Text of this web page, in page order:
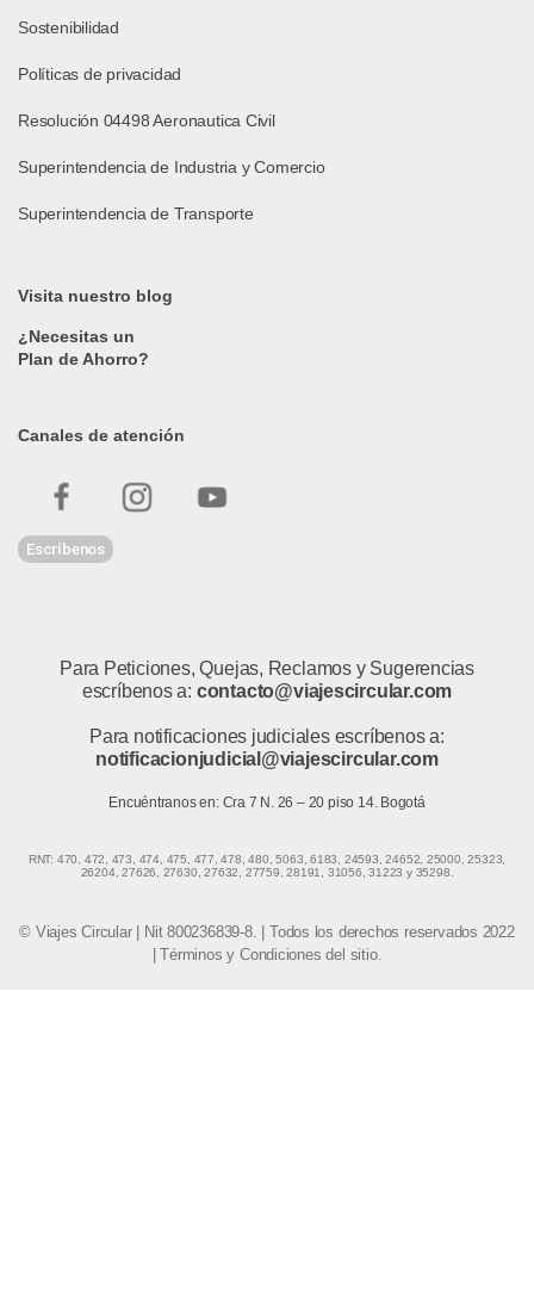
Sostenibilidad
Políticas de privacidad
Resolución 04498 Aeronautica Civil
Superintendencia de Industria y Comercio
Superintendencia de Transporte
Visita nuestro blog
¿Necesitas un
Plan de Ahorro?
Canales de atención
Escríbenos
Para Peticiones, Quejas, Reclamos y Sugerencias
escríbenos a: contacto@viajescircular.com
Para notificaciones judiciales escríbenos a:
notificacionjudicial@viajescircular.com
Encuéntranos en: Cra 7 N. 26 – 20 piso 14. Bogotá
RNT: 470, 472, 473, 474, 475, 477, 478, 480, 5063, 6183, 24593, 24652, 25000, 25323,
26204, 27626, 27630, 27632, 27759, 28191, 31056, 31223 y 35298.
© Viajes Circular | Nit 800236839-8. | Todos los derechos reservados 2022
|Términos y Condiciones del sitio.